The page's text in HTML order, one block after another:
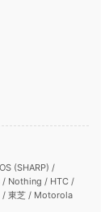
(SHARP) /
/ Nothing / HTC /
/ 東芝 / Motorola